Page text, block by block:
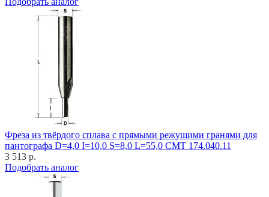
Фреза из твёрдого сплава с прямыми режущими гранями для
пантографа D=4,0 I=10,0 S=8,0 L=55,0 CMT 174.040.11
3 513 р.
Подобрать аналог